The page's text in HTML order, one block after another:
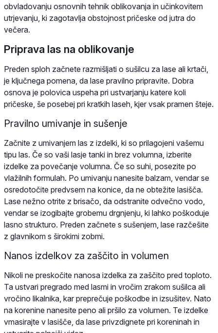
obvladovanju osnovnih tehnik oblikovanja in učinkovitem
utrjevanju, ki zagotavlja obstojnost pričeske od jutra do
večera.
Priprava las na oblikovanje
Preden sploh začnete razmišljati o sušilcu za lase ali krtači,
je ključnega pomena, da lase pravilno pripravite. Dobra
osnova je polovica uspeha pri ustvarjanju katere koli
pričeske, še posebej pri kratkih laseh, kjer vsak pramen šteje.
Pravilno umivanje in sušenje
Začnite z umivanjem las z izdelki, ki so prilagojeni vašemu
tipu las. Če so vaši lasje tanki in brez volumna, izberite
izdelke za povečanje volumna. Če so suhi, posezite po
vlažilnih formulah. Po umivanju nanesite balzam, vendar se
osredotočite predvsem na konice, da ne obtežite lasišča.
Lase nežno otrite z brisačo, da odstranite odvečno vodo,
vendar se izogibajte grobemu drgnjenju, ki lahko poškoduje
lasno strukturo. Preden začnete s sušenjem, lase razčešite
z glavnikom s širokimi zobmi.
Nanos izdelkov za zaščito in volumen
Nikoli ne preskočite nanosa izdelka za zaščito pred toploto.
Ta ustvari pregrado med lasmi in vročim zrakom sušilca ali
vročino likalnika, kar preprečuje poškodbe in izsušitev. Nato
na korenine nanesite peno ali pršilo za volumen. Te izdelke
vmasirajte v lasišče, da lase privzdignete pri koreninah in